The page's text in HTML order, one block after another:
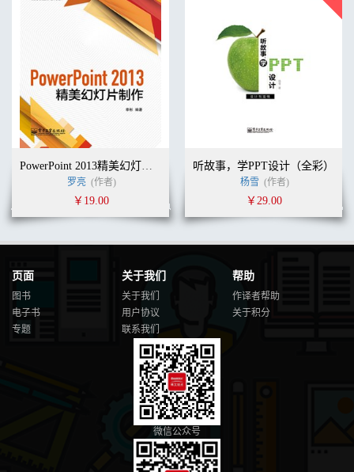
PowerPoint 2013精美幻灯片制作(含DVD光盘1张)（全彩）
罗亮 (作者)
￥19.00
听故事，学PPT设计（全彩）
杨雪 (作者)
￥29.00
页面
图书
电子书
专题
关于我们
关于我们
用户协议
联系我们
帮助
作译者帮助
关于积分
微信公众号